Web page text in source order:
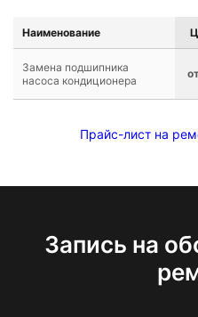
Наименование
Замена подшипника
насоса кондиционера
Прайс-лист на
Запись на